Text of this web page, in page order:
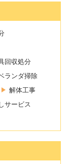
回収処分
ランダ掃除
解体工事
サービス